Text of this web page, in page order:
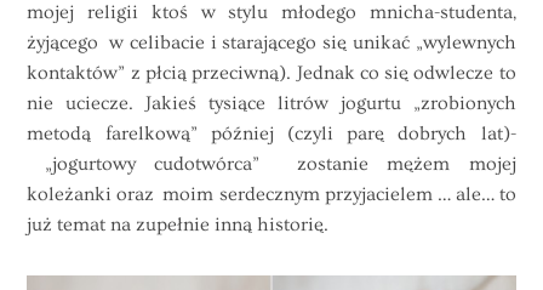
mojej religii ktoś w stylu młodego mnicha-studenta,
żyjącego w celibacie i starającego się unikać „wylewnych
kontaktów” z płcią przeciwną). Jednak co się odwlecze to
nie uciecze. Jakieś tysiące litrów jogurtu „zrobionych
metodą farelkową” później (czyli parę dobrych lat)-
„jogurtowy cudotwórca” zostanie mężem mojej
koleżanki oraz moim serdecznym przyjacielem … ale… to
już temat na zupełnie inną historię.